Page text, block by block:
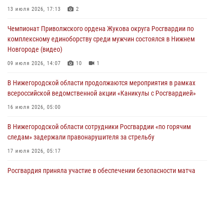
Нижегородские росгвардейцы за прошедшую неделю выезжали
13 июля 2026, 06:45
Росгвардейцы предотвратили серию краж в Нижнем Новгороде
10 июля 2026, 09:38
13 июля 2026, 17:13 2
Чемпионат Приволжского ордена Жукова округа Росгвардии по
комплексному единоборству среди мужчин состоялся в Нижнем
Новгороде (видео)
09 июля 2026, 14:07 10 1
В Нижегородской области продолжаются мероприятия в рамках
всероссийской ведомственной акции «Каникулы с Росгвардией»
16 июля 2026, 05:00
В Нижегородской области сотрудники Росгвардии «по горячим
следам» задержали правонарушителя за стрельбу
17 июля 2026, 05:17
Росгвардия приняла участие в обеспечении безопасности матча